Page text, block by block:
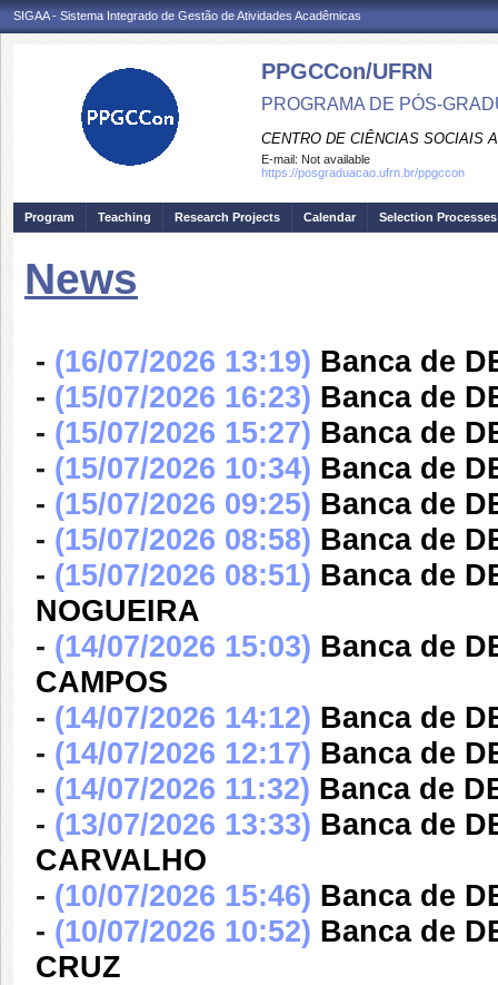
SIGAA - Sistema Integrado de Gestão de Atividades Acadêmicas
PPGCCon/UFRN
PROGRAMA DE PÓS-
CENTRO DE CIÊNCIAS SOCIAIS
E-mail: Not available
https://posgraduacao.ufrn.br/ppgccon
Program Teaching Research Projects Calendar Selection Processes
News
- (16/07/2026 13:19) Banca de
- (15/07/2026 16:23) Banca de
- (15/07/2026 15:27) Banca de
- (15/07/2026 10:34) Banca de
- (15/07/2026 09:25) Banca de
- (15/07/2026 08:58) Banca de
- (15/07/2026 08:51) Banca de
NOGUEIRA
- (14/07/2026 15:03) Banca de
CAMPOS
- (14/07/2026 14:12) Banca de
- (14/07/2026 12:17) Banca de
- (14/07/2026 11:32) Banca de
- (13/07/2026 13:33) Banca de
CARVALHO
- (10/07/2026 15:46) Banca de
- (10/07/2026 10:52) Banca de
CRUZ